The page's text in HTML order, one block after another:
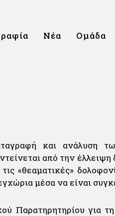
Νέα Ομάδα
και ανάλυση
από την
«θεαματικές»
μέσα να είναι
Παρατηρητηρίου για